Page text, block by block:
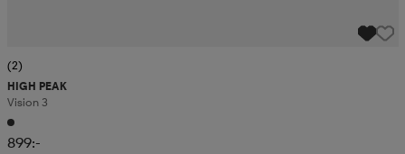
(2)
HIGH PEAK
Vision 3
899:-